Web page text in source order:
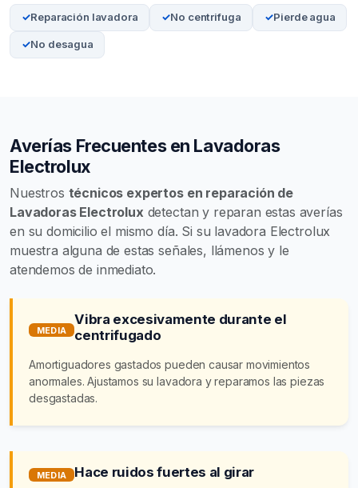
Reparación lavadora No centrifuga Pierde agua
No desagua
Averías Frecuentes en Lavadoras
Electrolux
Nuestros técnicos expertos en reparación de
Lavadoras Electrolux detectan y reparan estas averías
en su domicilio el mismo día. Si su lavadora Electrolux
muestra alguna de estas señales, llámenos y le
atendemos de inmediato.
MEDIA
Vibra excesivamente durante el
centrifugado
Amortiguadores gastados pueden causar movimientos
anormales. Ajustamos su lavadora y reparamos las piezas
desgastadas.
MEDIA Hace ruidos fuertes al girar